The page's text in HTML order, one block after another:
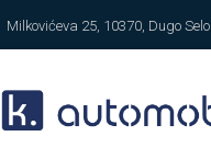
Milkovićeva 25, 10370, Dugo Selo